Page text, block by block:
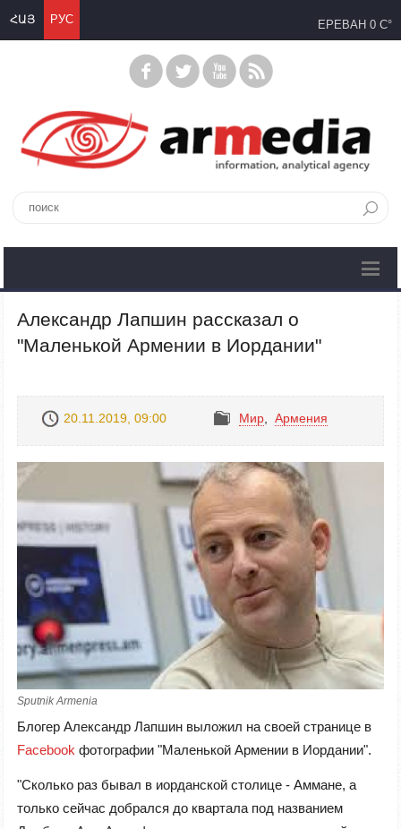
ՀԱՅ РУС ЕРЕВАН 0 C°
Александр Лапшин рассказал о
"Маленькой Армении в Иордании"
20.11.2019, 09:00 Mир Армения
Sputnik Armenia
Блогер Александр Лапшин выложил на своей странице в
Facebook фотографии "Маленькой Армении в Иордании".
"Сколько раз бывал в иорданской столице - Аммане, а
только сейчас добрался до квартала под названием